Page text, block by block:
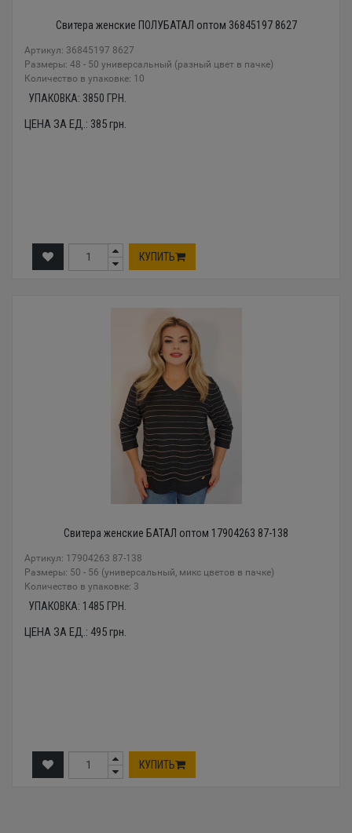
Свитера женские ПОЛУБАТАЛ оптом 36845197 8627
Артикул: 36845197 8627
Размеры: 48 - 50 универсальный (разный цвет в пачке)
Количество в упаковке: 10
УПАКОВКА: 3850 ГРН.
ЦЕНА ЗА ЕД.: 385грн.
КУПИТЬ
Свитера женские БАТАЛ оптом 17904263 87-138
Артикул: 17904263 87-138
Размеры: 50 - 56 (универсальный, микс цветов в пачке)
Количество в упаковке: 3
УПАКОВКА: 1485 ГРН.
ЦЕНА ЗА ЕД.: 495грн.
КУПИТЬ